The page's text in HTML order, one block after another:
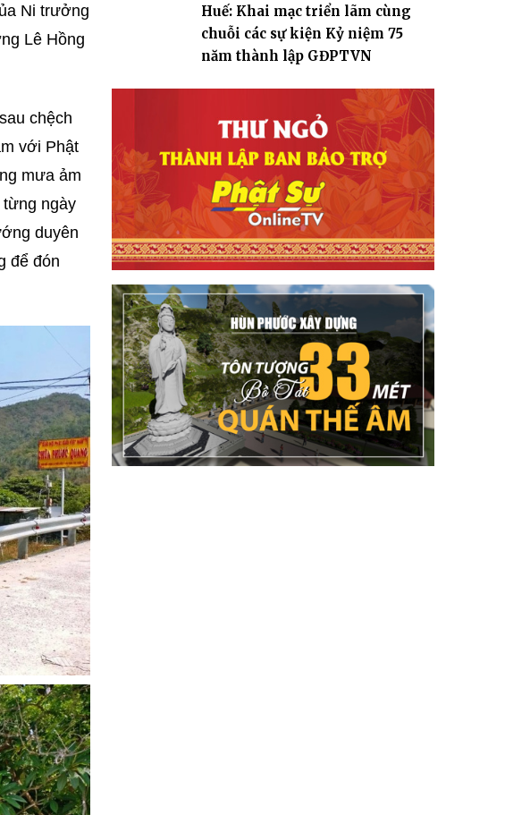
Ni trưởng
Lê Hồng
chệch
với Phật
mưa ảm
ngày
duyên
để đón
Huế: Khai mạc triển lãm cùng
chuỗi các sự kiện Kỷ niệm 75
năm thành lập GĐPTVN